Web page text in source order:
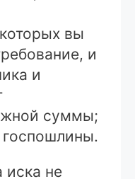
вы
и
и
суммы;
госпошлины.
иска не